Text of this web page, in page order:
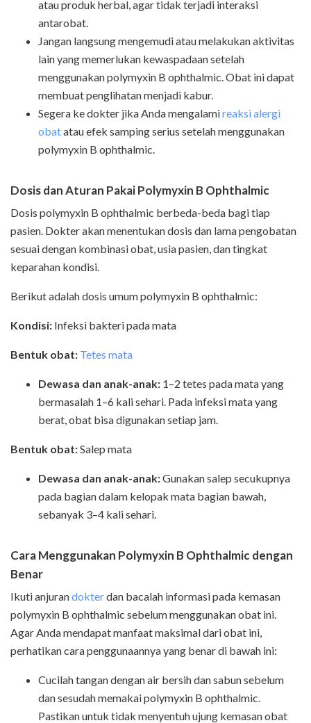
atau produk herbal, agar tidak terjadi interaksi
antarobat.
Jangan langsung mengemudi atau melakukan aktivitas
lain yang memerlukan kewaspadaan setelah
menggunakan polymyxin B ophthalmic. Obat ini dapat
membuat penglihatan menjadi kabur.
Segera ke dokter jika Anda mengalamireaksi alergi
obatatau efek samping serius setelah menggunakan
polymyxin B ophthalmic.
Dosis dan Aturan Pakai Polymyxin B Ophthalmic
Dosis polymyxin B ophthalmic berbeda-beda bagi tiap
pasien. Dokter akan menentukan dosis dan lama pengobatan
sesuai dengan kombinasi obat, usia pasien, dan tingkat
keparahan kondisi.
Berikut adalah dosis umum polymyxin B ophthalmic:
Kondisi: Infeksi bakteri pada mata
Bentuk obat: Tetes mata
Dewasa dan anak-anak: 1–2 tetes pada mata yang
bermasalah 1–6 kali sehari. Pada infeksi mata yang
berat, obat bisa digunakan setiap jam.
Bentuk obat:Salep mata
Dewasa dan anak-anak:Gunakan salep secukupnya
pada bagian dalam kelopak mata bagian bawah,
sebanyak 3–4 kali sehari.
Cara Menggunakan Polymyxin B Ophthalmic dengan
Benar
Ikuti anjurandokterdan bacalah informasi pada kemasan
polymyxin B ophthalmic sebelum menggunakan obat ini.
Agar Anda mendapat manfaat maksimal dari obat ini,
perhatikan cara penggunaannya yang benar di bawah ini:
Cucilah tangan dengan air bersih dan sabun sebelum
dan sesudah memakai polymyxin B ophthalmic.
Pastikan untuk tidak menyentuh ujung kemasan obat